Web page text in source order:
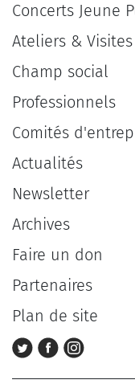
Concerts Jeune
Ateliers &
Champ social
Professionnels
Comités
Actualités
Newsletter
Archives
Faire un don
Partenaires
Plan de site